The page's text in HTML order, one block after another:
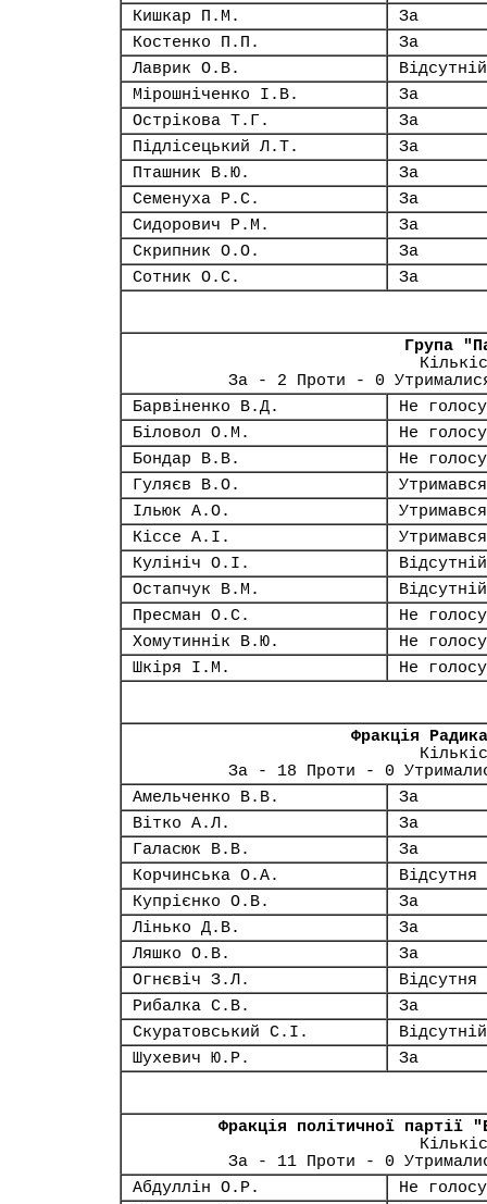
Кишкар П.М.
За
Костенко П.П.
За
Лаврик О.В.
Відсутній
Мірошніченко І.В.
За
Острікова Т.Г.
За
Підлісецький Л.Т.
За
Пташник В.Ю.
За
Семенуха Р.С.
За
Сидорович Р.М.
За
Скрипник О.О.
За
Сотник О.С.
За
Група
За - 2 Проти - 0
Барвіненко В.Д.
Не
Біловол О.М.
Не
Бондар В.В.
Не
Гуляєв В.О.
Утримався
Ільюк А.О.
Утримався
Кіссе А.І.
Утримався
Кулініч О.І.
Відсутній
Остапчук В.М.
Відсутній
Пресман О.С.
Не
Хомутиннік В.Ю.
Не
Шкіря І.М.
Не
Фракція
За - 18 Проти - 0
Амельченко В.В.
За
Вітко А.Л.
За
Галасюк В.В.
За
Корчинська О.А.
Відсутня
Купрієнко О.В.
За
Лінько Д.В.
За
Ляшко О.В.
За
Огнєвіч З.Л.
Відсутня
Рибалка С.В.
За
Скуратовський С.І.
Відсутній
Шухевич Ю.Р.
За
Фракція політичної партії
За - 11 Проти - 0
Абдуллін О.Р.
Не